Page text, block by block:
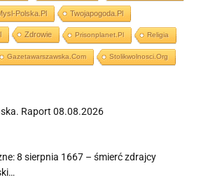
Polska.pl Twojapogoda.pl
Zdrowie Prisonplanet.pl Religia
Gazetawarszawska.com Stolikwolnosci.org
Raport 08.08.2026
8 sierpnia 1667 – śmierć zdrajcy